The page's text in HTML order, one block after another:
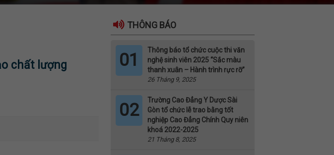
chất lượng
THÔNG BÁO
01
Thông báo tổ chức cuộc thi văn
nghệ sinh viên 2025 “Sắc màu
thanh xuân – Hành trình rực rỡ”
26 Tháng 9, 2025
02
Trường Cao Đẳng Y Dược Sài
Gòn tổ chức lễ trao bằng tốt
nghiệp Cao Đẳng Chính Quy niên
khoá 2022-2025
21 Tháng 8, 2025